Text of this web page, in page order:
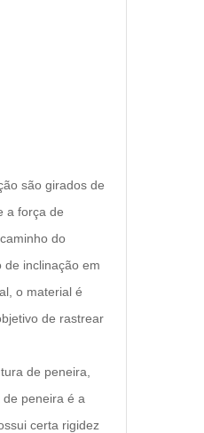
são girados de
a força de
do
de inclinação em
o material é
de rastrear
de peneira,
peneira é a
certa rigidez